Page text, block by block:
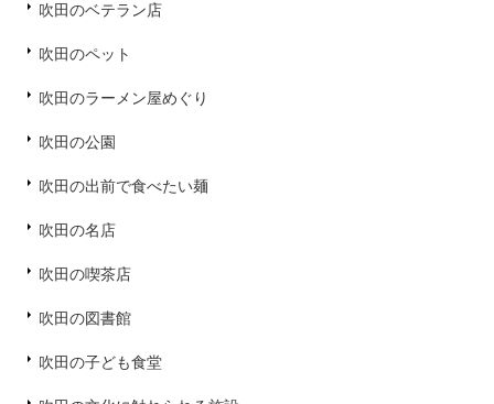
吹田のベテラン店
吹田のペット
吹田のラーメン屋めぐり
吹田の公園
吹田の出前で食べたい麺
吹田の名店
吹田の喫茶店
吹田の図書館
吹田の子ども食堂